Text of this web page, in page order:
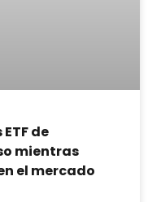
de
mientras
el mercado